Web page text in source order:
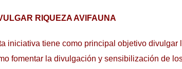
RIQUEZA AVIFAUNA
iniciativa tiene como principal objetivo
fomentar la divulgación y sensibilización de